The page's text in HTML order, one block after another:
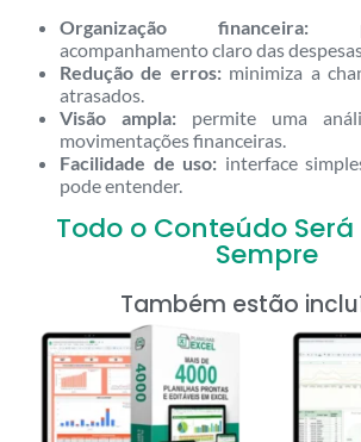
Organização financeira:
acompanhamento claro das
Redução de erros:minimiza a
atrasados.
Visão ampla: permite uma
movimentações financeiras.
Facilidade de uso: interface
pode entender.
Todo o Conteúdo Será
Sempre
Também estão